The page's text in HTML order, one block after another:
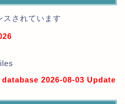
されています
2026-08-03 Update